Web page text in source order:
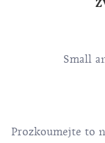
Small
Prozkoumejte to